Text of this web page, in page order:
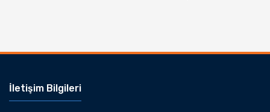
İletişim Bilgileri